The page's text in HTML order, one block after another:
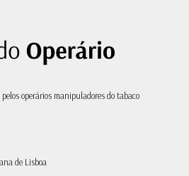
operários manipuladores do tabaco
de Lisboa